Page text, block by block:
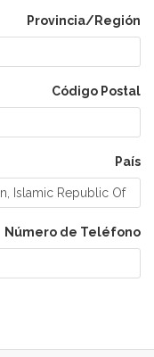
Provincia/Región
Código Postal
País
Número de Teléfono